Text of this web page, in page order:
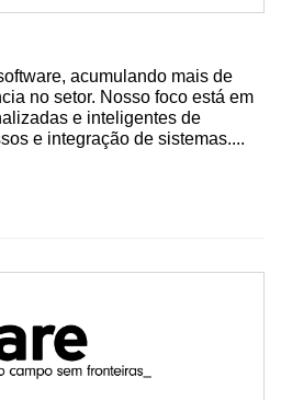
acumulando mais de
no setor. Nosso foco está em
e inteligentes de
e integração de sistemas....